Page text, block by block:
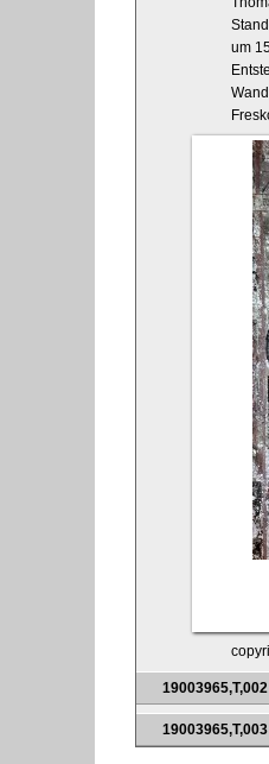
um
19003965,T,002
19003965,T,003